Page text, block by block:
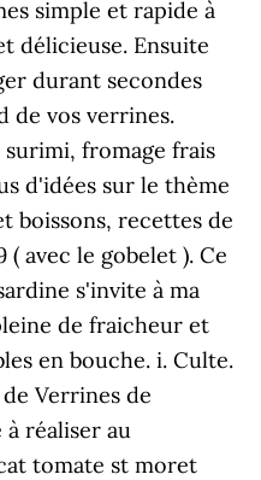
simple et rapide à
délicieuse. Ensuite
durant secondes
de vos verrines.
surimi, fromage frais
d'idées sur le thème
boissons, recettes de
( avec le gobelet ). Ce
s'invite à ma
de fraicheur et
en bouche. i. Culte.
Verrines de
réaliser au
tomate st moret